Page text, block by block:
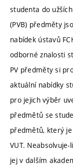
studenta do
(PVB) předměty
nabídek ústavů
odborné znalosti
PV předměty si
aktuální nabídky
pro jejich výběr
předmětů se
předmětů, který
VUT.
jej v dalším